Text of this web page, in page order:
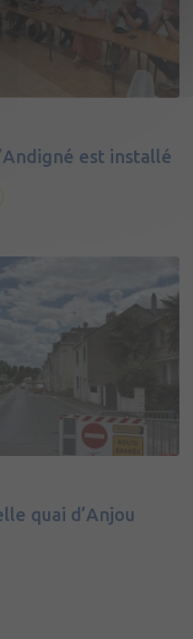
est installé
quai d’Anjou